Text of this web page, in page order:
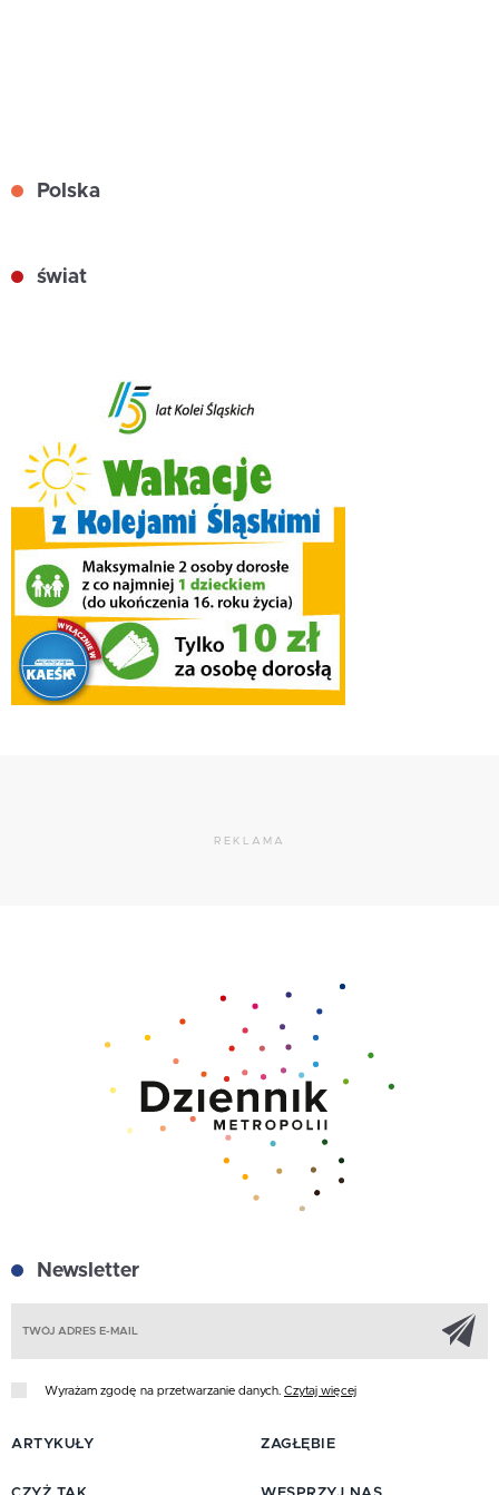
Polska
świat
REKLAMA
Newsletter
Wyrażam zgodę na przetwarzanie danych. Czytaj więcej
ARTYKUŁY ZAGŁĘBIE